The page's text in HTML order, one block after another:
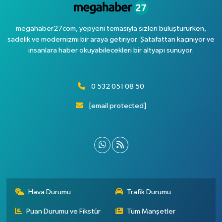
megahaber27com, yepyeni temasıyla sizleri buluştururken,
sadelik ve modernizmi bir araya getiriyor. Şatafattan kaçınıyor ve
insanlara haber okuyabilecekleri bir altyapı sunuyor.
0 532 051 08 50
[email protected]
Hava Durumu Trafik Durumu
Puan Durumu ve Fikstür Tüm Manşetler